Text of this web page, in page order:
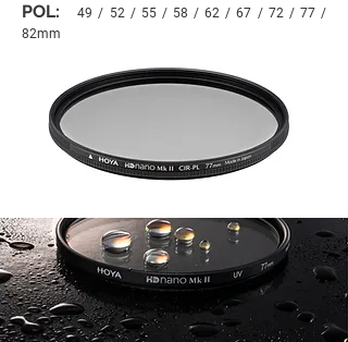
POL:
49 / 52 / 55 / 58 / 62 / 67 / 72 / 77 /
82mm